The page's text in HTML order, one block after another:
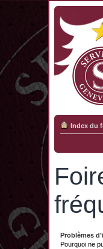
Index du
Problèmes
Pourquoi ne